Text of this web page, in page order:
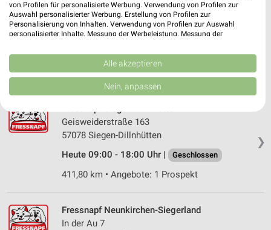
Fressnapf XXL Siegen
Leimbachstraße 37
57074 Siegen
Heute 10:00 - 18:00 Uhr | Geschlossen
414,08 km • Angebote: 1 Prospekt
❯
Geisweiderstraße 163
57078 Siegen-Dillnhütten
Heute 09:00 - 18:00 Uhr |
Geschlossen
411,80 km • Angebote: 1 Prospekt
Fressnapf Neunkirchen-Siegerland
In der Au 7
von Profilen für personalisierte Werbung. Verwendung von Profilen zur
Auswahl personalisierter Werbung. Erstellung von Profilen zur
Personalisierung von Inhalten. Verwendung von Profilen zur Auswahl
personalisierter Inhalte. Messung der Werbeleistung. Messung der
Kombinationen von Daten aus verschiedenen Quellen. Entwicklung und
Verbesserung der Angebote. Verwendung reduzierter Daten zur Auswahl
von Inhalten.
Daten können außerhalb der Europäischen Union weitergegeben und in die
USA gesendet werden.
Website/App.
Partnerliste anzeigen (1 IAB-Anbieter)
Speichern von oder Zugriff auf Informationen
Verwendung reduzierter Daten zur Auswahl von
Werbeanzeigen
Alle akzeptieren
Nein, anpassen